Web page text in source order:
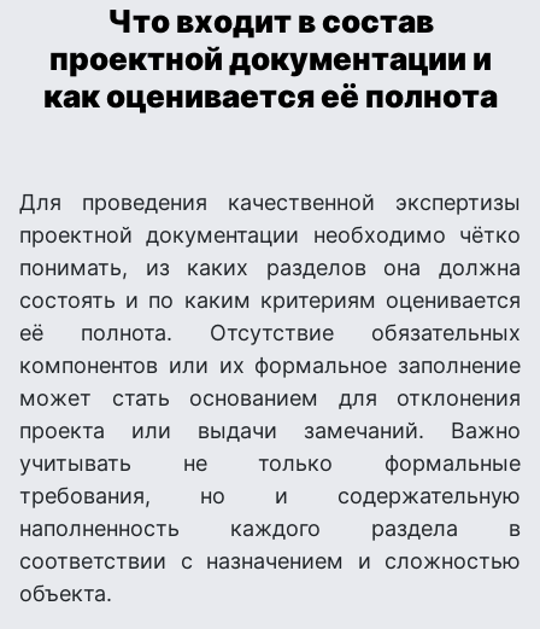
Что входит в состав
проектной документации и
как оценивается её полнота
Для проведения качественной экспертизы
проектной документации необходимо чётко
понимать, из каких разделов она должна
состоять и по каким критериям оценивается
её полнота. Отсутствие обязательных
компонентов или их формальное заполнение
может стать основанием для отклонения
проекта или выдачи замечаний. Важно
учитывать не только формальные
требования, но и содержательную
наполненность каждого раздела в
соответствии с назначением и сложностью
объекта.